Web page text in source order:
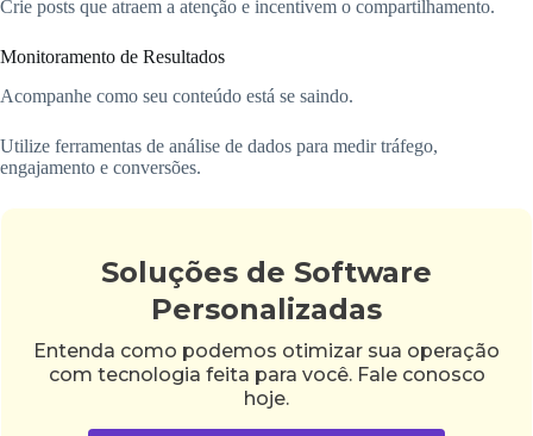
Crie posts que atraem a atenção e incentivem o compartilhamento.
Monitoramento de Resultados
Acompanhe como seu conteúdo está se saindo.
Utilize ferramentas de análise de dados para medir tráfego,
engajamento e conversões.
Soluções de Software
Personalizadas
Entenda como podemos otimizar sua operação
com tecnologia feita para você. Fale conosco
hoje.